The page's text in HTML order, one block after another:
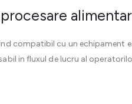
compatibil cu un echipament
in fluxul de lucru al